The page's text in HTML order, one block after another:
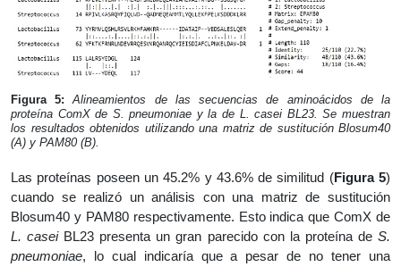
Figura 5:
Alineamientos de las secuencias de aminoácidos de la
proteína ComX de S. pneumoniae y la de L. casei BL23. Se muestran
los resultados obtenidos utilizando una matriz de sustitución Blosum40
(A) y PAM80 (B).
Las proteínas poseen un 45.2% y 43.6% de similitud (Figura 5)
cuando se realizó un análisis con una matriz de sustitución
Blosum40 y PAM80 respectivamente. Esto indica que ComX de
L. caseiBL23 presenta un gran parecido con la proteína deS.
pneumoniae, lo cual indicaría que a pesar de no tener una